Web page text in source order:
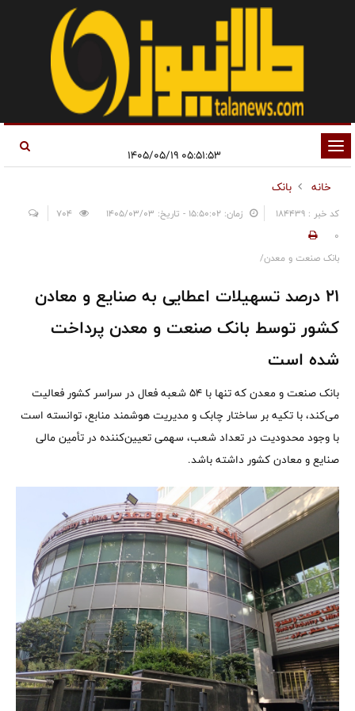
تغییر
وضعیت
ناوبری
خانه
بانک
کد خبر : 184439 زمان: ۱۵:۵۰:۰۲ - تاریخ: ۱۴۰۵/۰۳/۰۳
0
بانک صنعت و معدن/
21 درصد تسهیلات اعطایی به صنایع و معادن
کشور توسط بانک صنعت و معدن پرداخت
شده است
بانک صنعت و معدن که تنها با ۵۴ شعبه فعال در سراسر کشور فعالیت
می‌کند، با تکیه بر ساختار چابک و مدیریت هوشمند منابع، توانسته است
با وجود محدودیت در تعداد شعب، سهمی تعیین‌کننده در تأمین مالی
صنایع و معادن کشور داشته باشد.